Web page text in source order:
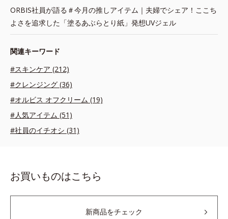
ORBIS社員が語る＃今月の推しアイテム｜夫婦でシェア！ここち
よさを追求した「塗るあぶらとり紙」発想UVジェル
関連キーワード
#スキンケア (212)
#クレンジング (36)
#オルビス オフクリーム (19)
#人気アイテム (51)
#社員のイチオシ (31)
お買いものはこちら
新商品をチェック